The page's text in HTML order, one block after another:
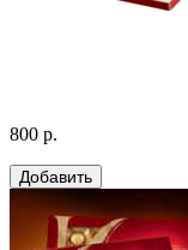
800 р.